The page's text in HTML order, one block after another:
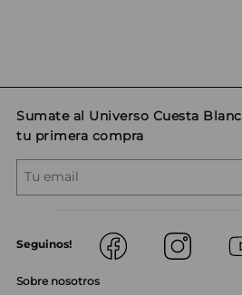
Sumate al Universo Cuesta
tu primera compra
Seguinos!
Sobre nosotros